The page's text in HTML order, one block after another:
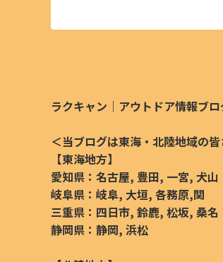
ラクキャン｜アウトドア情報ブ
＜当ブログは東海・北陸地域の
【東海地方】
愛知県：名古屋, 豊田, 一宮, 犬山
岐阜県：岐阜, 大垣, 各務原,関
三重県：四日市, 鈴鹿, 松坂, 桑名
静岡県：静岡, 浜松